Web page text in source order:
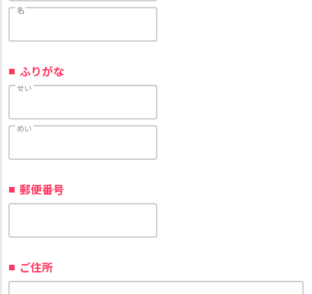
名
ふりがな
せい
めい
郵便番号
ご住所